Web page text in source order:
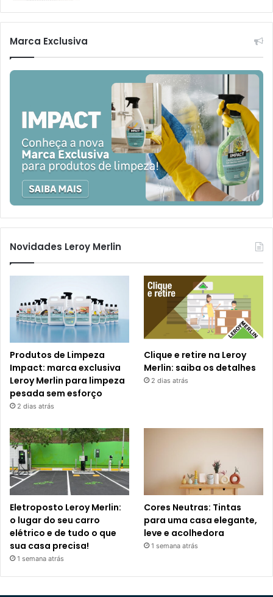
Marca Exclusiva
Novidades Leroy Merlin
Produtos de Limpeza
Impact: marca exclusiva
Leroy Merlin para limpeza
pesada sem esforço
2 dias atrás
Clique e retire na Leroy
Merlin: saiba os detalhes
2 dias atrás
Eletroposto Leroy Merlin:
o lugar do seu carro
elétrico e de tudo o que
sua casa precisa!
1 semana atrás
Cores Neutras: Tintas
para uma casa elegante,
leve e acolhedora
1 semana atrás